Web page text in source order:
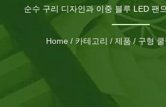
시스템: 전문가
솔루션
순수 구리 디자인과 이중 블루 LED 팬
열 방출과 맞춤형 냉각 성능을
Home / 카테고리 / 제품 / 구형 쿨